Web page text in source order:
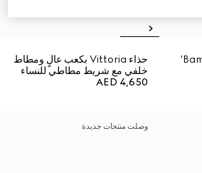
حذاء Vittoria بكعب عالٍ ومطاط
خلفي مع شريط مطاطي للنساء
AED 4,650
وصلت منتجات جديدة